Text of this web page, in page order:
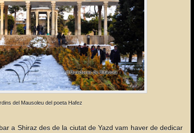
del Mausoleu del poeta Hafez
a Shiraz des de la ciutat de Yazd vam haver de dedicar